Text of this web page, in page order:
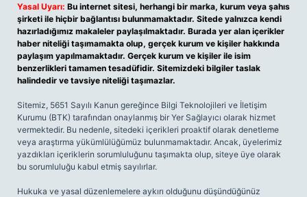
Yasal Uyarı: Bu internet sitesi, herhangi bir marka, kurum veya şahıs
şirketi ile hiçbir bağlantısı bulunmamaktadır. Sitede yalnızca kendi
hazırladığımız makaleler paylaşılmaktadır. Burada yer alan içerikler
haber niteliği taşımamakta olup, gerçek kurum ve kişiler hakkında
paylaşım yapılmamaktadır. Gerçek kurum ve kişiler ile isim
benzerlikleri tamamen tesadüfidir. Sitemizdeki bilgiler taslak
halindedir ve tavsiye niteliği taşımazlar.
Sitemiz, 5651 Sayılı Kanun gereğince Bilgi Teknolojileri ve İletişim
Kurumu (BTK) tarafından onaylanmış bir Yer Sağlayıcı olarak hizmet
vermektedir. Bu nedenle, sitedeki içerikleri proaktif olarak denetleme
veya araştırma yükümlülüğümüz bulunmamaktadır. Ancak, üyelerimiz
yazdıkları içeriklerin sorumluluğunu taşımakta olup, siteye üye olarak
bu sorumluluğu kabul etmiş sayılırlar.
Hukuka ve yasal düzenlemelere aykırı olduğunu düşündüğünüz